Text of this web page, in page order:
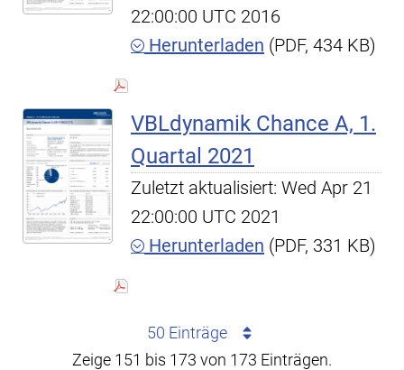
22:00:00 UTC 2016
Herunterladen (PDF, 434 KB)
VBLdynamik Chance A, 1.
Quartal 2021
Zuletzt aktualisiert: Wed Apr 21
22:00:00 UTC 2021
Herunterladen (PDF, 331 KB)
50 Einträge
Zeige 151 bis 173 von 173 Einträgen.